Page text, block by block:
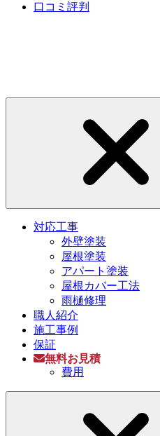
口コミ評判
対応工事
外壁塗装
屋根塗装
アパート塗装
屋根カバー工法
雨樋修理
職人紹介
施工事例
保証
無料お見積
費用